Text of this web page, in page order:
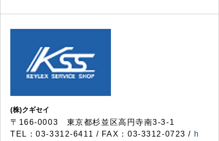
(株)クギセイ
〒166-0003 東京都杉並区高円寺南3-3-1
TEL：03-3312-6411 / FAX：03-3312-0723 / h